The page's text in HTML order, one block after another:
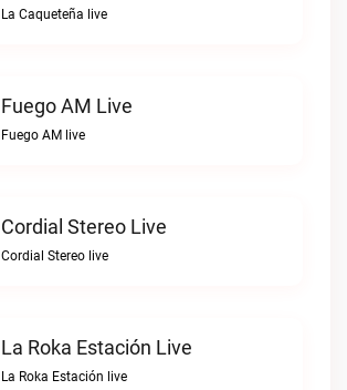
La Caqueteña live
Fuego AM Live
Fuego AM live
Cordial Stereo Live
Cordial Stereo live
La Roka Estación Live
La Roka Estación live